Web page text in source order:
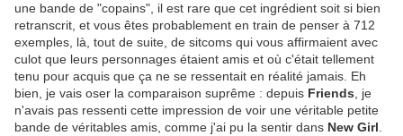
une bande de "copains", il est rare que cet ingrédient soit si bien
retranscrit, et vous êtes probablement en train de penser à 712
exemples, là, tout de suite, de sitcoms qui vous affirmaient avec
culot que leurs personnages étaient amis et où c'était tellement
tenu pour acquis que ça ne se ressentait en réalité jamais. Eh
bien, je vais oser la comparaison suprême : depuis Friends , je
n'avais pas ressenti cette impression de voir une véritable petite
bande de véritables amis, comme j'ai pu la sentir dans New Girl